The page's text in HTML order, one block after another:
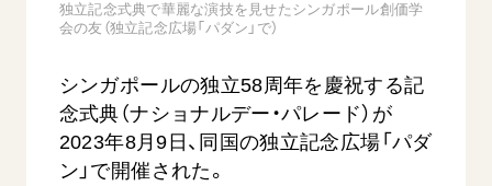
入会について
道府県中心会館
soka youth media
Soka Gakkai グローバルサイト
SGIピースサイト
SOKA PICKS
独立記念式典で華麗な演技を見せたシンガポール創価学
会の友（独立記念広場「パダン」で）
シンガポールの独立58周年を慶祝する記
念式典（ナショナルデー・パレード）が
2023年8月9日、同国の独立記念広場「パダ
ン」で開催された。